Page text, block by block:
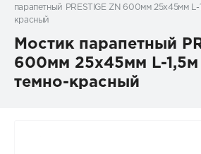
парапетный PRESTIGE ZN 600мм 25х45мм
красный
Мостик парапетный
600мм 25х45мм L-
темно-красный